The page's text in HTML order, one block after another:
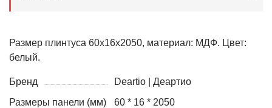
Размер плинтуса 60х16х2050, материал: МДФ. Цвет:
белый.
Бренд
Deartio | Деартио
Размеры панели (мм)
60 * 16 * 2050